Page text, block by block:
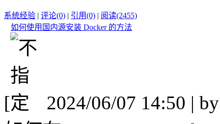
系统经验 | 评论(0) | 引用(0) | 阅读(2455)
如何使用国内源安装 Docker 的方法
[
2024/06/07 14:50 |